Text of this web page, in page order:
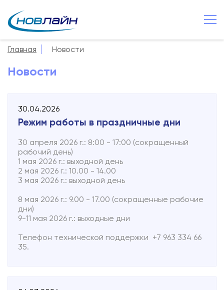
Старая Русса
Услуги
Смотрёшка
Поддержка
Зона охвата
Способы оплаты
Контакты
Подключиться
Личный кабинет
Главная Новости
Новости
30.04.2026
Режим работы в праздничные дни
30 апреля 2026 г.: 8:00 - 17:00 (сокращенный
рабочий день)
1 мая 2026 г.: выходной день
2 мая 2026 г.: 10.00 - 14.00
3 мая 2026 г.: выходной день
8 мая 2026 г.: 9.00 - 17.00 (сокращенные рабочие
дни)
9-11 мая 2026 г.: выходные дни
Телефон технической поддержки +7 963 334 66
35.